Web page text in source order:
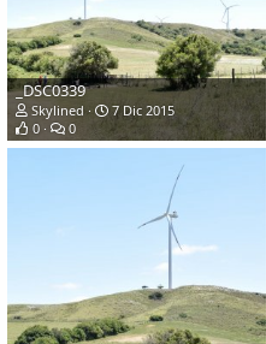
_DSC0339
Skylined
7 Dic 2015
0
0